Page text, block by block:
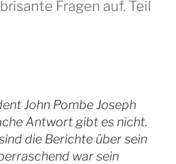
Fragen auf. Teil
John Pombe Joseph
Antwort gibt es nicht.
die Berichte über sein
war sein